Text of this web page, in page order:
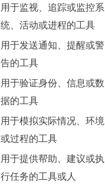
用于监视、追踪或监控系
统、活动或进程的工具
用于发送通知、提醒或警
告的工具
用于验证身份、信息或数
据的工具
用于模拟实际情况、环境
或过程的工具
用于提供帮助、建议或执
行任务的工具或人